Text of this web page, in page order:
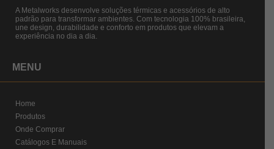
A Metalworks desenvolve soluções térmicas e acessórios de alto
padrão para transformar ambientes. Com tecnologia 100% brasileira,
une design, durabilidade e conforto em produtos que elevam a
experiência no dia a dia.
MENU
Home
Produtos
Onde Comprar
Catálogos E Manuais